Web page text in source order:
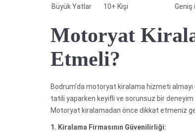
Büyük Yatlar
10+ Kişi Geniş
Motoryat
Etmeli?
Bodrum’da motoryat kiralama hizmeti
tatili yaparken keyifli ve sorunsuz bir
Motoryat kiralamadan önce dikkat etmeniz
1. Kiralama Firmasının Güvenilirliği: